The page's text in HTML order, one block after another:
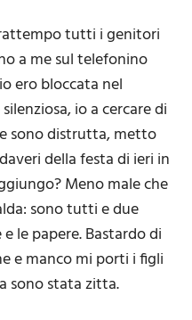
tutti i genitori
a me sul telefonino
ero bloccata nel
io a cercare di
sono distrutta, metto
della festa di ieri in
Meno male che
sono tutti e due
le papere. Bastardo di
e manco mi porti i figli
sono stata zitta.